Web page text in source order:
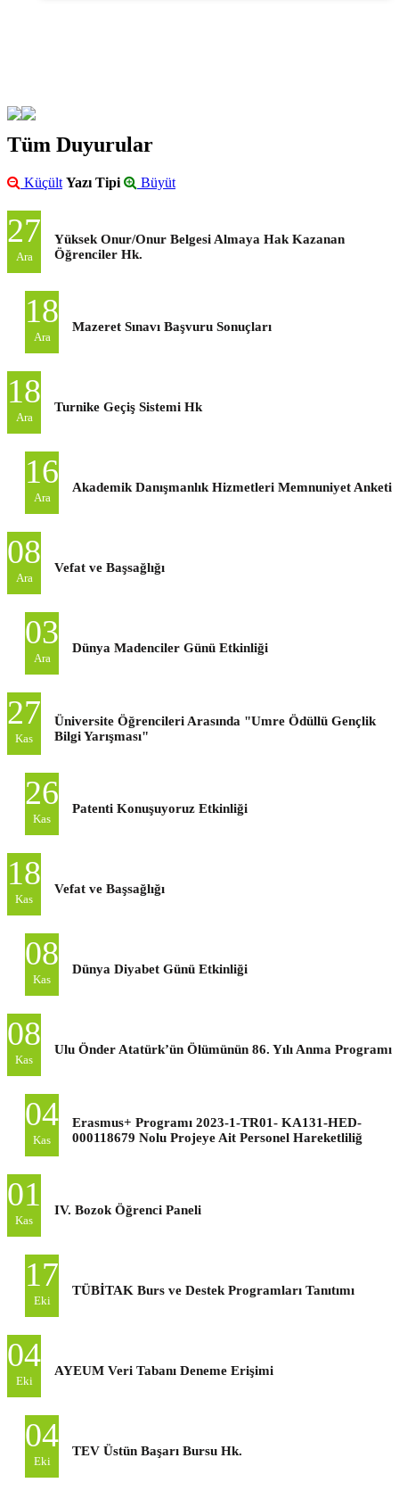
Tüm Duyurular
Küçült Yazı Tipi Büyüt
27
Ara
Yüksek Onur/Onur Belgesi Almaya Hak Kazanan
Öğrenciler Hk.
18
Ara
Mazeret Sınavı Başvuru Sonuçları
18
Ara
Turnike Geçiş Sistemi Hk
16
Ara
Akademik Danışmanlık Hizmetleri Memnuniyet Anketi
08
Ara
Vefat ve Başsağlığı
03
Ara
Dünya Madenciler Günü Etkinliği
27
Kas
Üniversite Öğrencileri Arasında "Umre Ödüllü Gençlik
Bilgi Yarışması"
26
Kas
Patenti Konuşuyoruz Etkinliği
18
Kas
Vefat ve Başsağlığı
08
Kas
Dünya Diyabet Günü Etkinliği
08
Kas
Ulu Önder Atatürk’ün Ölümünün 86. Yılı Anma Programı
04
Kas
Erasmus+ Programı 2023-1-TR01- KA131-HED-
000118679 Nolu Projeye Ait Personel Hareketliliğ
01
Kas
IV. Bozok Öğrenci Paneli
17
Eki
TÜBİTAK Burs ve Destek Programları Tanıtımı
04
Eki
AYEUM Veri Tabanı Deneme Erişimi
04
Eki
TEV Üstün Başarı Bursu Hk.